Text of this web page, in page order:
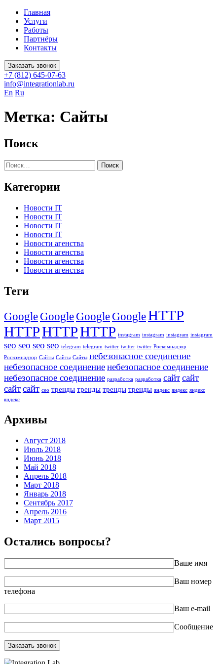
Главная
Услуги
Работы
Партнёры
Контакты
Заказать звонок
+7 (812) 645-07-63
info@integrationlab.ru
En Ru
Метка: Сайты
Поиск
Найти:
Категории
Новости IT
Новости IT
Новости IT
Новости IT
Новости агенства
Новости агенства
Новости агенства
Новости агенства
Теги
Google Google Google GoogleHTTP
HTTPHTTPHTTP instagram instagram instagram instagram
seo seo seo seo telegram telegram twitter twitter twitter Роскомнадзор
Роскомнадзор Сайты Сайты Сайты небезопасное соединение
небезопасное соединениенебезопасное соединение
небезопасное соединение разработка разработка сайтсайт
сайтсайт сео тренды тренды тренды тренды яндекс яндекс яндекс
яндекс
Архивы
Август 2018
Июль 2018
Июнь 2018
Май 2018
Апрель 2018
Март 2018
Январь 2018
Сентябрь 2017
Апрель 2016
Март 2015
Остались вопросы?
Ваше имя
Ваш номер
телефона
Ваш e-mail
Сообщение